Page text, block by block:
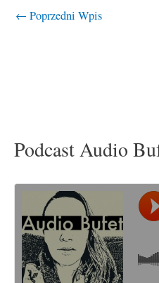
← Poprzedni Wpis
Podcast Audio